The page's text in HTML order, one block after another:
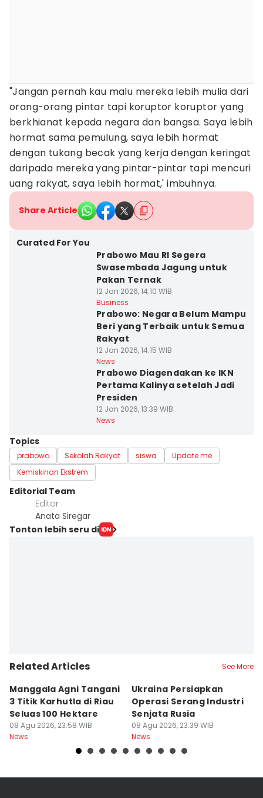
"Jangan pernah kau malu mereka lebih mulia dari
orang-orang pintar tapi koruptor koruptor yang
berkhianat kepada negara dan bangsa. Saya lebih
hormat sama pemulung, saya lebih hormat
dengan tukang becak yang kerja dengan keringat
daripada mereka yang pintar-pintar tapi mencuri
uang rakyat, saya lebih hormat,' imbuhnya.
Share Article
Curated For You
Prabowo Mau RI Segera
Swasembada Jagung untuk
Pakan Ternak
12 Jan 2026, 14:10 WIB
Business
Prabowo: Negara Belum Mampu
Beri yang Terbaik untuk Semua
Rakyat
12 Jan 2026, 14:15 WIB
News
Prabowo Diagendakan ke IKN
Pertama Kalinya setelah Jadi
Presiden
12 Jan 2026, 13:39 WIB
News
Topics
prabowo Sekolah Rakyat siswa
Update me
Kemiskinan Ekstrem
Editorial Team
Editor
Anata Siregar
Tonton lebih seru di
Related Articles See More
Manggala Agni Tangani
3 Titik Karhutla di Riau
Seluas 100 Hektare
08 Agu 2026, 23:58 WIB
News
Ukraina Persiapkan
Operasi Serang Industri
Senjata Rusia
08 Agu 2026, 23:39 WIB
News